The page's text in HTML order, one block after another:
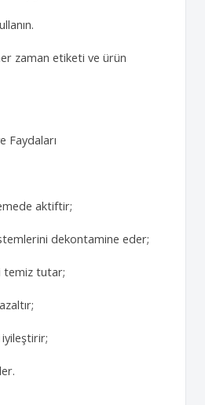
zaman etiketi ve ürün
Faydaları
aktiftir;
dekontamine eder;
temiz tutar;